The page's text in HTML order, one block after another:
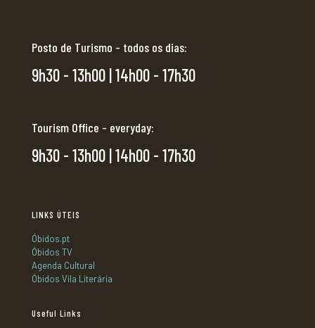
Posto de Turismo - todos os dias:
9h30 - 13h00 | 14h00 - 17h30
Tourism Office - everyday:
9h30 - 13h00 | 14h00 - 17h30
LINKS ÚTEIS
Óbidos.pt
Óbidos TV
Agenda Cultural
Óbidos Vila Literária
Useful Links